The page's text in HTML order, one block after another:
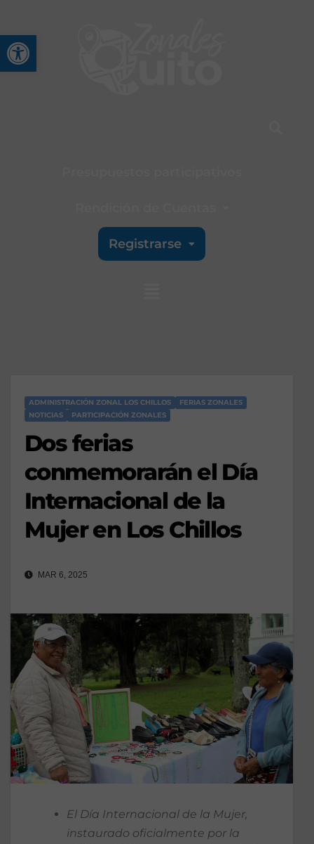
Abrir barra de
Registrarse
ADMINISTRACIÓN ZONAL LOS CHILLOS
FERIAS ZONALES
NOTICIAS
PARTICIPACIÓN ZONALES
Dos ferias
conmemorarán el Día
Internacional de la
Mujer en Los Chillos
MAR 6, 2025
El Día Internacional de la Mujer,
instaurado oficialmente por la